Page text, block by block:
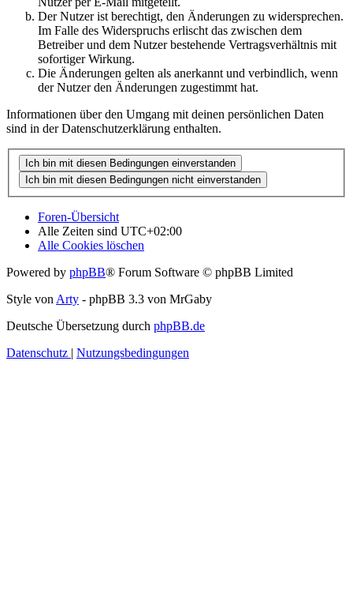
Der Nutzer ist berechtigt, den Änderungen zu widersprechen.
Im Falle des Widerspruchs erlischt das zwischen dem
Betreiber und dem Nutzer bestehende Vertragsverhältnis mit
sofortiger Wirkung.
Die Änderungen gelten als anerkannt und verbindlich, wenn
der Nutzer den Änderungen zugestimmt hat.
Informationen über den Umgang mit deinen persönlichen Daten
sind in der Datenschutzerklärung enthalten.
Foren-Übersicht
Alle Zeiten sind UTC+02:00
Alle Cookies löschen
Powered by phpBB® Forum Software © phpBB Limited
Style von Arty - phpBB 3.3 von MrGaby
Deutsche Übersetzung durch phpBB.de
Datenschutz | Nutzungsbedingungen